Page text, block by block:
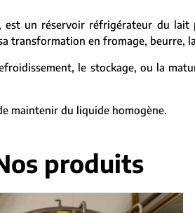
un réservoir réfrigérateur du
transformation en fromage, beurre,
le stockage, ou la
maintenir du liquide homogène.
produits